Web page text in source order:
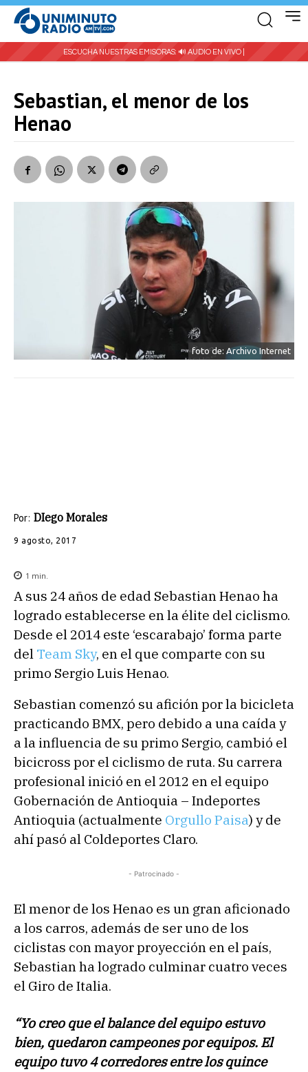
ESCUCHA NUESTRAS EMISORAS: 🔊 AUDIO EN VIVO |
Sebastian, el menor de los
Henao
foto de: Archivo Internet
Por: DIego Morales
9 agosto, 2017
1 min.
A sus 24 años de edad Sebastian Henao ha
logrado establecerse en la élite del ciclismo.
Desde el 2014 este ‘escarabajo’ forma parte
del Team Sky, en el que comparte con su
primo Sergio Luis Henao.
Sebastian comenzó su afición por la bicicleta
practicando BMX, pero debido a una caída y
a la influencia de su primo Sergio, cambió el
bicicross por el ciclismo de ruta. Su carrera
profesional inició en el 2012 en el equipo
Gobernación de Antioquia – Indeportes
Antioquia (actualmente Orgullo Paisa) y de
ahí pasó al Coldeportes Claro.
- Patrocinado -
El menor de los Henao es un gran aficionado
a los carros, además de ser uno de los
ciclistas con mayor proyección en el país,
Sebastian ha logrado culminar cuatro veces
el Giro de Italia.
“Yo creo que el balance del equipo estuvo
bien, quedaron campeones por equipos. El
equipo tuvo 4 corredores entre los quince